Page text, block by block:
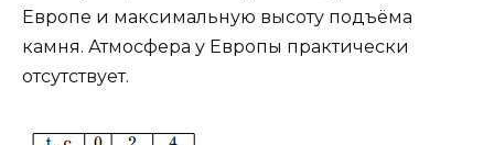
Европе и максимальную высоту подъёма
камня. Атмосфера у Европы практически
отсутствует.